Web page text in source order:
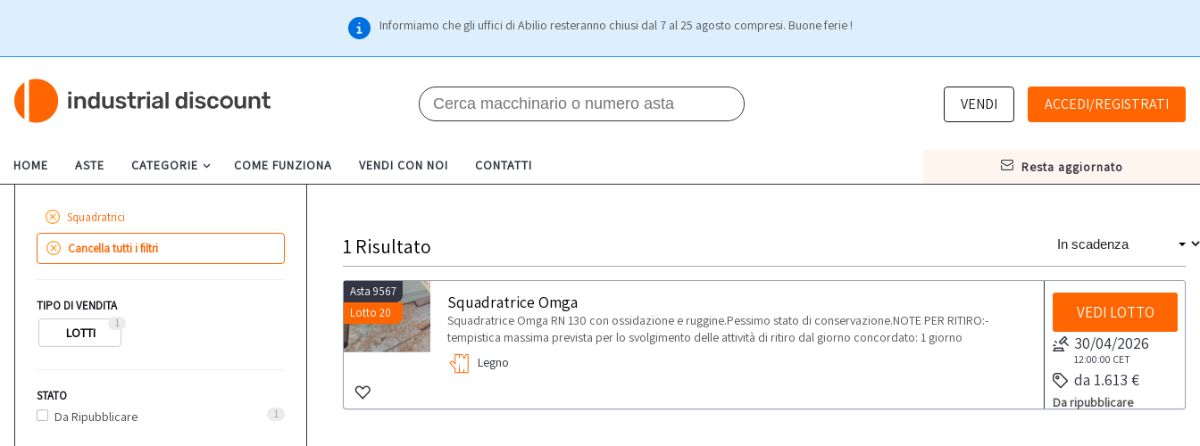
Informiamo che gli uffici di Abilio resteranno chiusi dal 7 al 25 agosto compresi. Buone ferie !
VENDI ACCEDI/REGISTRATI
HOME ASTE CATEGORIE COME FUNZIONA VENDI CON NOI CONTATTI resta aggiornato
Squadratrici
Cancella tutti i filtri
TIPO DI VENDITA
1
LOTTI
STATO
Da Ripubblicare 1
1 Risultato
Asta 9567
Lotto 20
Squadratrice Omga
Squadratrice Omga RN 130 con ossidazione e ruggine.Pessimo stato di conservazione.NOTE PER RITIRO:-
tempistica massima prevista per lo svolgimento delle attività di ritiro dal giorno concordato: 1 giorno
Legno
VEDI LOTTO
30/04/2026
12:00:00 CET
da 1.613 €
Da ripubblicare